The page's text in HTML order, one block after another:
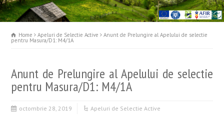
Home Apeluri de Selectie Active Anunt de Prelungire al Apelului de selectie
pentru Masura/D1: M4/1A
Anunt de Prelungire al Apelului de selectie
pentru Masura/D1: M4/1A
octombrie 28, 2019 Apeluri de Selectie Active